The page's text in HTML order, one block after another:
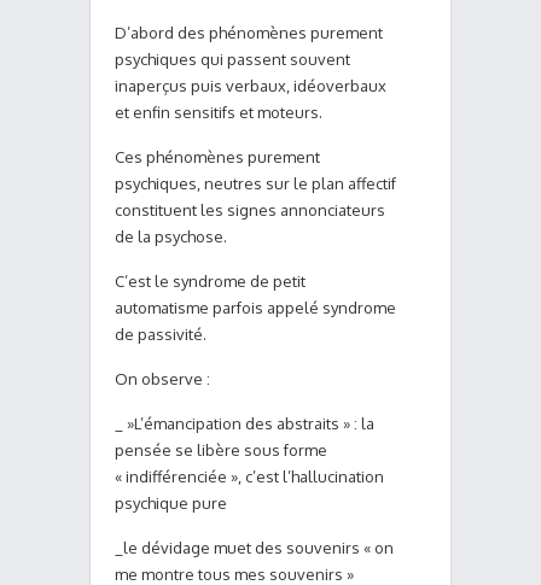
D’abord des phénomènes purement
psychiques qui passent souvent
inaperçus puis verbaux, idéoverbaux
et enfin sensitifs et moteurs.
Ces phénomènes purement
psychiques, neutres sur le plan affectif
constituent les signes annonciateurs
de la psychose.
C’est le syndrome de petit
automatisme parfois appelé syndrome
de passivité.
On observe :
_ »L’émancipation des abstraits » : la
pensée se libère sous forme
« indifférenciée », c’est l’hallucination
psychique pure
_le dévidage muet des souvenirs « on
me montre tous mes souvenirs »